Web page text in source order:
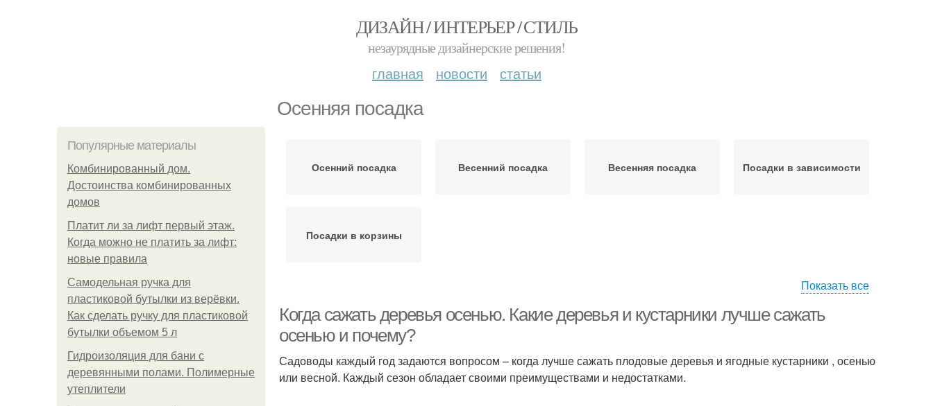
ДИЗАЙН / ИНТЕРЬЕР / СТИЛЬ
незаурядные дизайнерские решения!
главная новости статьи
Осенняя посадка
Популярные материалы
Комбинированный дом.
Достоинства комбинированных
домов
Платит ли за лифт первый этаж.
Когда можно не платить за лифт:
новые правила
Самодельная ручка для
пластиковой бутылки из верёвки.
Как сделать ручку для пластиковой
бутылки объемом 5 л
Гидроизоляция для бани с
деревянными полами. Полимерные
утеплители
Осенний посадка Весенний посадка Весенняя посадка Посадки в зависимости
Посадки в корзины
Показать все
Когда сажать деревья осенью. Какие деревья и кустарники лучше сажать
осенью и почему?
Садоводы каждый год задаются вопросом – когда лучше сажать плодовые деревья и ягодные кустарники , осенью
или весной. Каждый сезон обладает своими преимуществами и недостатками.